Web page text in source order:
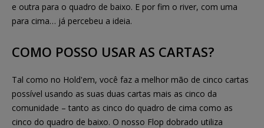
e outra para o quadro de baixo. E por fim o river, com uma
para cima… já percebeu a ideia.
COMO POSSO USAR AS CARTAS?
Tal como no Hold'em, você faz a melhor mão de cinco cartas
possível usando as suas duas cartas mais as cinco da
comunidade – tanto as cinco do quadro de cima como as
cinco do quadro de baixo. O nosso Flop dobrado utiliza